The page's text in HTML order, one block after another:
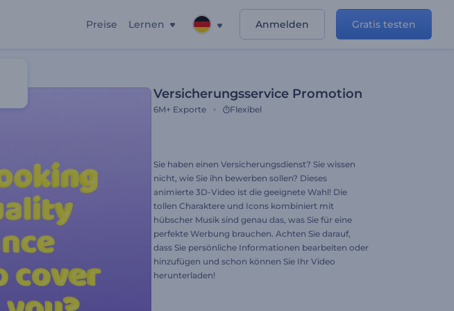
Preise Lernen Anmelden Gratis testen
Versicherungsservice Promotion
6M+ Exporte Flexibel
Sie haben einen Versicherungsdienst? Sie wissen
nicht, wie Sie ihn bewerben sollen? Dieses
animierte 3D-Video ist die geeignete Wahl! Die
tollen Charaktere und Icons kombiniert mit
hübscher Musik sind genau das, was Sie für eine
perfekte Werbung brauchen. Achten Sie darauf,
dass Sie persönliche Informationen bearbeiten oder
hinzufügen und schon können Sie Ihr Video
herunterladen!